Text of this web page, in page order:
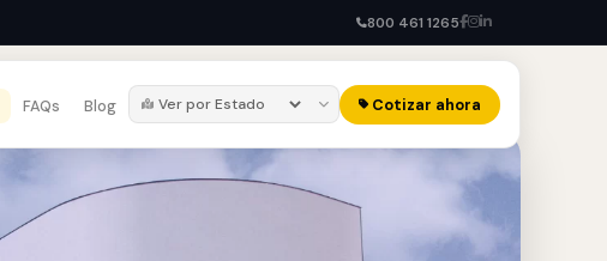
800 461 1265
FAQs Blog Cotizar ahora